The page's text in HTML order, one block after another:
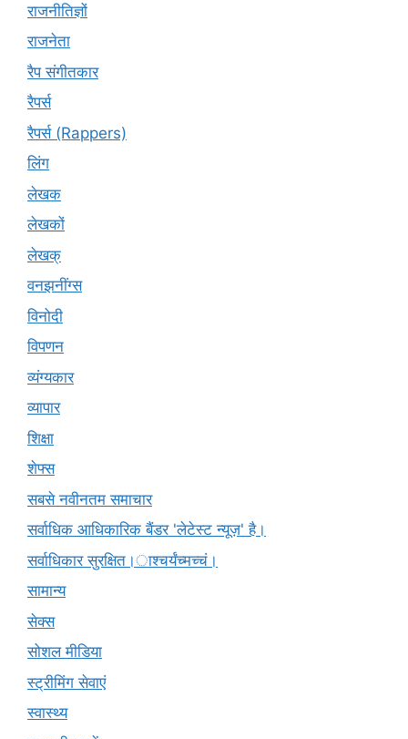
राजनीतिज्ञों
राजनेता
रैप संगीतकार
रैपर्स
रैपर्स (Rappers)
लिंग
लेखक
लेखकों
लेखक्
वनझनींग्स
विनोदी
विपणन
व्यंग्यकार
व्यापार
शिक्षा
शेफ्स
सबसे नवीनतम समाचार
सर्वाधिक आधिकारिक बैंडर 'लेटेस्ट न्यूज़' है।
सर्वाधिकार सुरक्षित।ाश्चर्यंच्मच्चं।
सामान्य
सेक्स
सोशल मीडिया
स्ट्रीमिंग सेवाएं
स्वास्थ्य